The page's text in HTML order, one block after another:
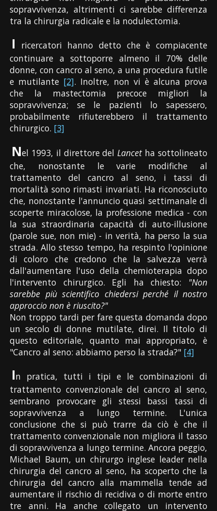
sopravvivenza, altrimenti ci sarebbe differenza
tra la chirurgia radicale e la nodulectomia.
I ricercatori hanno detto che è compiacente
continuare a sottoporre almeno il 70% delle
donne, con cancro al seno, a una procedura futile
e mutilante [2]. Inoltre, non vi è alcuna prova
che la mastectomia precoce migliori la
sopravvivenza; se le pazienti lo sapessero,
probabilmente rifiuterebbero il trattamento
chirurgico. [3]
Nel 1993, il direttore delLancetha sottolineato
che, nonostante le varie modifiche al
trattamento del cancro al seno, i tassi di
mortalità sono rimasti invariati. Ha riconosciuto
che, nonostante l'annuncio quasi settimanale di
scoperte miracolose, la professione medica - con
la sua straordinaria capacità di auto-illusione
(parole sue, non mie) - in verità, ha perso la sua
strada. Allo stesso tempo, ha respinto l'opinione
di coloro che credono che la salvezza verrà
dall'aumentare l'uso della chemioterapia dopo
l'intervento chirurgico. Egli ha chiesto: "Non
sarebbe più scientifico chiedersi perché il nostro
approccio non è riuscito?"
Non troppo tardi per fare questa domanda dopo
un secolo di donne mutilate, direi. Il titolo di
questo editoriale, quanto mai appropriato, è
"Cancro al seno: abbiamo perso la strada?" [4]
In pratica, tutti i tipi e le combinazioni di
trattamento convenzionale del cancro al seno,
sembrano provocare gli stessi bassi tassi di
sopravvivenza a lungo termine. L'unica
conclusione che si può trarre da ciò è che il
trattamento convenzionale non migliora il tasso
di sopravvivenza a lungo termine. Ancora peggio,
Michael Baum, un chirurgo inglese leader nella
chirurgia del cancro al seno, ha scoperto che la
chirurgia del cancro alla mammella tende ad
aumentare il rischio di recidiva o di morte entro
tre anni. Ha anche collegato un intervento